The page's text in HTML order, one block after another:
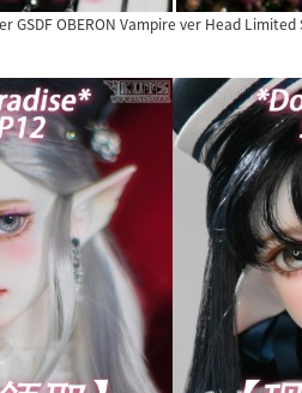
GSDF OBERON Vampire ver Head Limited